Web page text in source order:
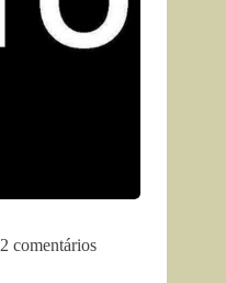
2 comentários